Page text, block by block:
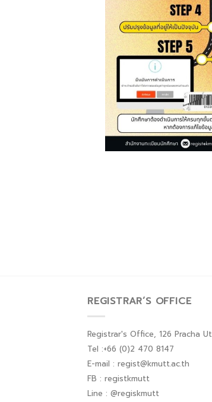
REGISTRAR’S OFFICE
Registrar's Office, 126 Pracha
Tel :+66 (0)2 470 8147
E-mail : regist@kmutt.ac.th
FB : registkmutt
Line : @regiskmutt